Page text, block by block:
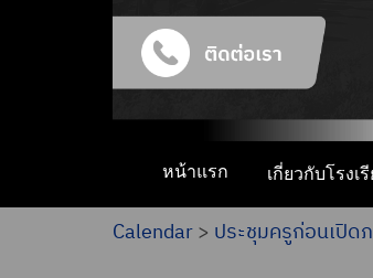
หน้าแรก เกี่ยวกับโรงเ
Calendar> ประชุมครูก่อนเปิด